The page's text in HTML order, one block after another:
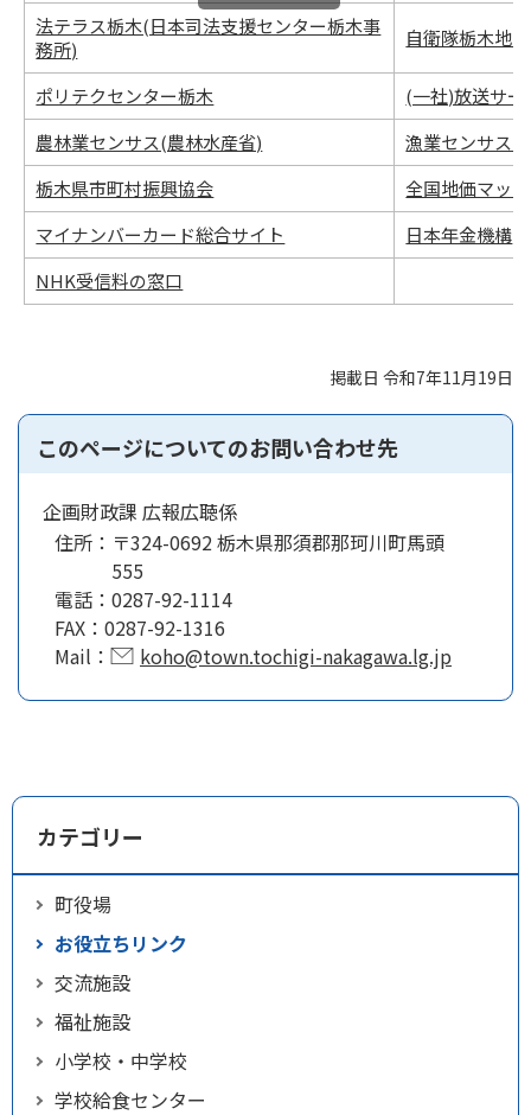
法テラス栃木(日本司法支援センター栃木事
務所)
自衛隊栃木地
ポリテクセンター栃木
(一社)放送サ
農林業センサス(農林水産省)
漁業センサス(
栃木県市町村振興協会
全国地価マップ
マイナンバーカード総合サイト
日本年金機構
NHK受信料の窓口
掲載日 令和7年11月19日
このページについてのお問い合わせ先
企画財政課 広報広聴係
住所： 〒324-0692 栃木県那須郡那珂川町馬頭
555
電話： 0287-92-1114
FAX： 0287-92-1316
Mail：
koho@town.tochigi-nakagawa.lg.jp
カテゴリー
町役場
お役立ちリンク
交流施設
福祉施設
小学校・中学校
学校給食センター